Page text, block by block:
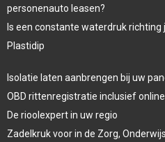
personenauto leasen?
Is een constante waterdruk richting
Plastidip
Isolatie laten aanbrengen bij uw
OBD rittenregistratie inclusief
De rioolexpert in uw regio
Zadelkruk voor in de Zorg,